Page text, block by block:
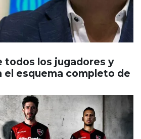
todos los jugadores y
esquema completo de